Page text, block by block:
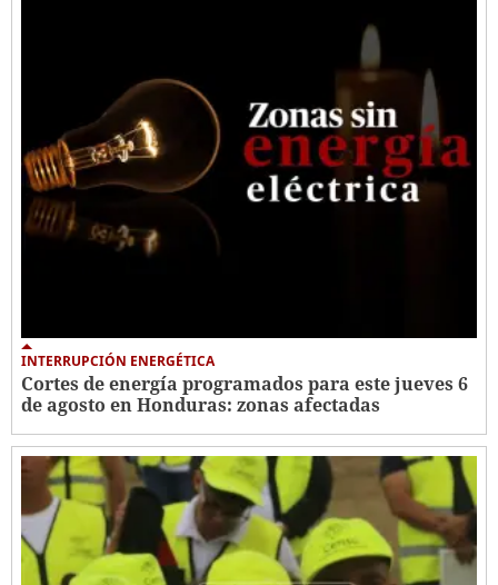
INTERRUPCIÓN ENERGÉTICA
Cortes de energía programados para este jueves 6
de agosto en Honduras: zonas afectadas